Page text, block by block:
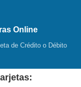
Online
de Crédito o Débito